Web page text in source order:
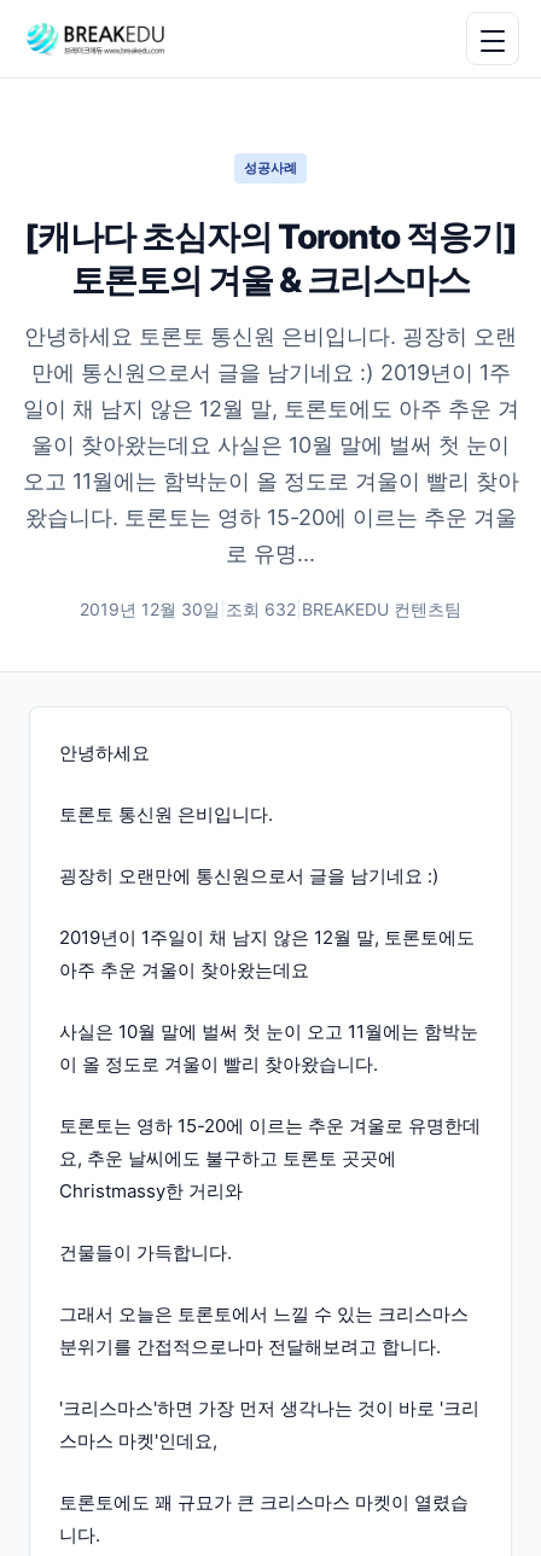
성공사례
[캐나다 초심자의 Toronto 적응기]
토론토의 겨울 & 크리스마스
안녕하세요 토론토 통신원 은비입니다. 굉장히 오랜
만에 통신원으로서 글을 남기네요 :) 2019년이 1주
일이 채 남지 않은 12월 말, 토론토에도 아주 추운 겨
울이 찾아왔는데요 사실은 10월 말에 벌써 첫 눈이
오고 11월에는 함박눈이 올 정도로 겨울이 빨리 찾아
왔습니다. 토론토는 영하 15-20에 이르는 추운 겨울
로 유명...
2019년 12월 30일 조회 632 BREAKEDU 컨텐츠팀
안녕하세요
토론토 통신원 은비입니다.
굉장히 오랜만에 통신원으로서 글을 남기네요 :)
2019년이 1주일이 채 남지 않은 12월 말, 토론토에도
아주 추운 겨울이 찾아왔는데요
사실은 10월 말에 벌써 첫 눈이 오고 11월에는 함박눈
이 올 정도로 겨울이 빨리 찾아왔습니다.
토론토는 영하 15-20에 이르는 추운 겨울로 유명한데
요, 추운 날씨에도 불구하고 토론토 곳곳에
Christmassy한 거리와
건물들이 가득합니다.
그래서 오늘은 토론토에서 느낄 수 있는 크리스마스
분위기를 간접적으로나마 전달해보려고 합니다.
'크리스마스'하면 가장 먼저 생각나는 것이 바로 '크리
스마스 마켓'인데요,
토론토에도 꽤 규묘가 큰 크리스마스 마켓이 열렸습
니다.